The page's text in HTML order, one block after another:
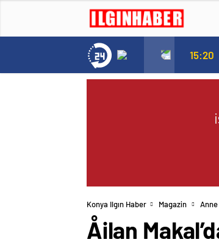
Norweç silahlı kuvvetleri kadınlardan oluşan özel kuvvetler eğitimlerini başlattı. 15:20
Konya Ilgın Haber Magazin
Åilan